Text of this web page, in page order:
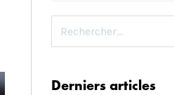
Derniers articles